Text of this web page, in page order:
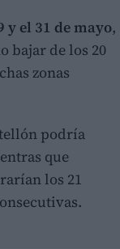
y el 31 de mayo,
bajar de los 20
zonas
podría
que
los 21